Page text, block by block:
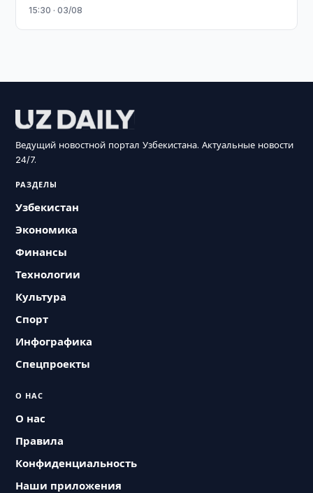
15:30 · 03/08
Ведущий новостной портал Узбекистана. Актуальные новости
24/7.
РАЗДЕЛЫ
Узбекистан
Экономика
Финансы
Технологии
Культура
Спорт
Инфографика
Спецпроекты
О НАС
О нас
Правила
Конфиденциальность
Наши приложения